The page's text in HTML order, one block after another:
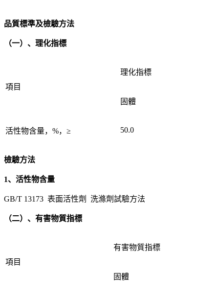
品質標準及檢驗方法
（一）、理化指標
項目
理化指標
固體
活性物含量，%，≥ 50.0
檢驗方法
1、活性物含量
GB/T 13173 表面活性劑 洗滌劑試驗方法
（二）、有害物質指標
項目
有害物質指標
固體